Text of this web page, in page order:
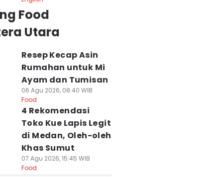
Food
Utara
Resep Kecap Asin
Rumahan untuk Mi
Ayam dan Tumisan
06 Agu 2026, 08:40 WIB
Food
4 Rekomendasi
Toko Kue Lapis Legit
di Medan, Oleh-oleh
Khas Sumut
07 Agu 2026, 15:45 WIB
Food